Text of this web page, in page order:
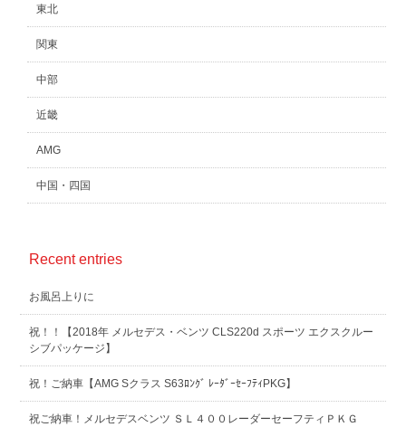
東北
関東
中部
近畿
AMG
中国・四国
Recent entries
お風呂上りに
祝！！【2018年 メルセデス・ベンツ CLS220d スポーツ エクスクルー
シブパッケージ】
祝！ご納車【AMG Sクラス S63ﾛﾝｸﾞ ﾚｰﾀﾞｰｾｰﾌﾃｨPKG】
祝ご納車！メルセデスベンツ ＳＬ４００レーダーセーフティＰＫＧ